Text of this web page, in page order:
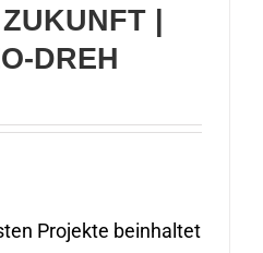
|
DREH
Projekte beinhaltet